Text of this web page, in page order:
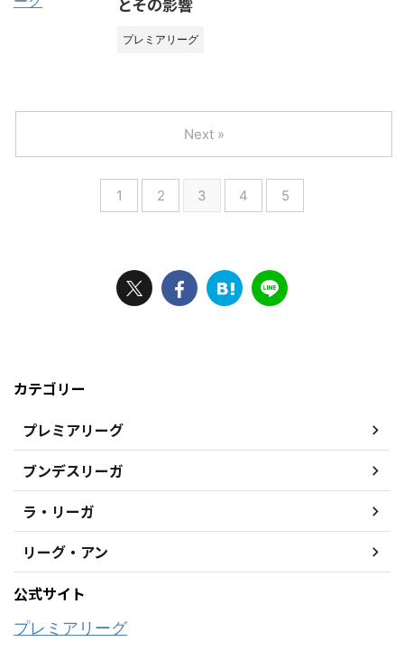
プレミアリーグ
1 2 3 4 5
Next »
カテゴリー
プレミアリーグ
ブンデスリーガ
ラ・リーガ
リーグ・アン
公式サイト
プレミアリーグ